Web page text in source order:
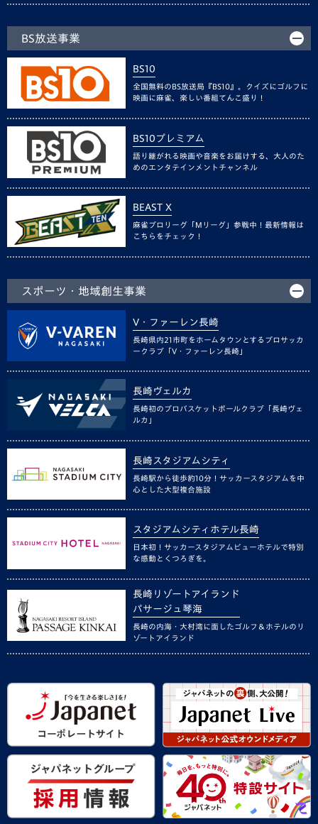
BS放送事業
BS10
全国無料のBS放送局『BS10』。クイズにゴルフに
映画に麻雀、楽しい番組てんこ盛り！
BS10プレミアム
語り継がれる映画や音楽をお届けする、大人のた
めのエンタテインメントチャンネル
BEAST X
麻雀プロリーグ「Mリーグ」参戦中！最新情報は
こちらをチェック！
スポーツ・地域創生事業
V・ファーレン長崎
長崎県内21市町をホームタウンとするプロサッカ
ークラブ「V・ファーレン長崎」
長崎ヴェルカ
長崎初のプロバスケットボールクラブ「長崎ヴェ
ルカ」
長崎スタジアムシティ
長崎駅から徒歩約10分！サッカースタジアムを中
心とした大型複合施設
スタジアムシティホテル長崎
日本初！サッカースタジアムビューホテルで特別
な感動とくつろぎを。
長崎リゾートアイランド
パサージュ琴海
長崎の内海・大村湾に面したゴルフ＆ホテルのリ
ゾートアイランド